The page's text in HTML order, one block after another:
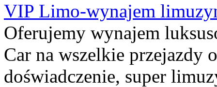
VIP Limo-wynajem
Oferujemy wynajem
Car na wszelkie przejazdy
doświadczenie, super